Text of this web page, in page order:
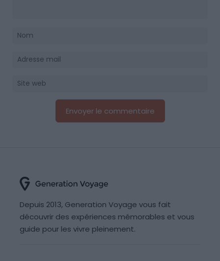
Depuis 2013, Generation Voyage vous fait
découvrir des expériences mémorables et vous
guide pour les vivre pleinement.